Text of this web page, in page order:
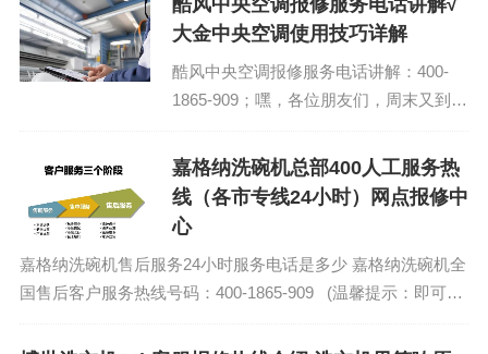
酷风中央空调报修服务电话讲解√
大金中央空调使用技巧详解
酷风中央空调报修服务电话讲解：400-
1865-909；嘿，各位朋友们，周末又到
呢？今天咱们就来聊聊家里那个大金中央
空调，怎么用才能既节能又舒适。别小看
这个空调，用得...
嘉格纳洗碗机总部400人工服务热
线（各市专线24小时）网点报修中
心
嘉格纳洗碗机售后服务24小时服务电话是多少 嘉格纳洗碗机全
国售后客户服务热线号码：400-1865-909 (温馨提示：即可拨